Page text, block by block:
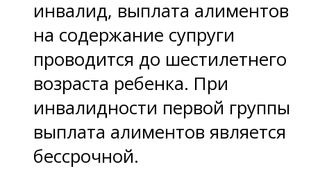
инвалид, выплата алиментов
на содержание супруги
проводится до шестилетнего
возраста ребенка. При
инвалидности первой группы
выплата алиментов является
бессрочной.